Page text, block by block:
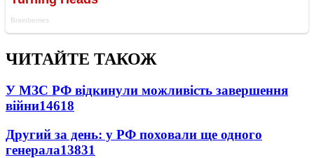
ЧИТАЙТЕ ТАКОЖ
У МЗС РФ відкинули можливість завершення
війни14618
Другий за день: у РФ поховали ще одного
генерала13831